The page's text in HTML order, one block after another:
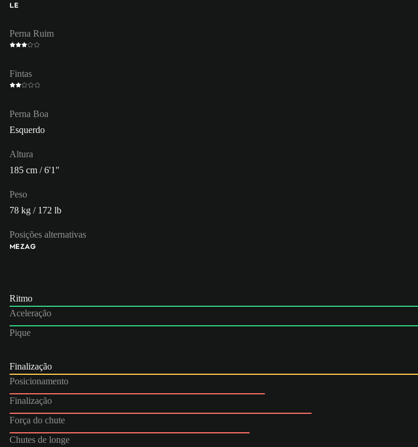
LE
Perna Ruim
Fintas
Perna Boa
Esquerdo
Altura
185 cm / 6'1"
Peso
78 kg / 172 lb
Posições alternativas
MEZAG
Ritmo
Aceleração
Pique
Finalização
Posicionamento
Finalização
Força do chute
Chutes de longe